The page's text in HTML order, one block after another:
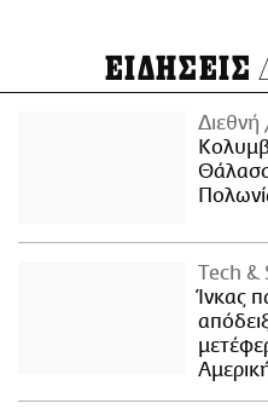
ΕΙΔΗΣΕΙΣ
Διεθνή
Τech &
Ίνκας